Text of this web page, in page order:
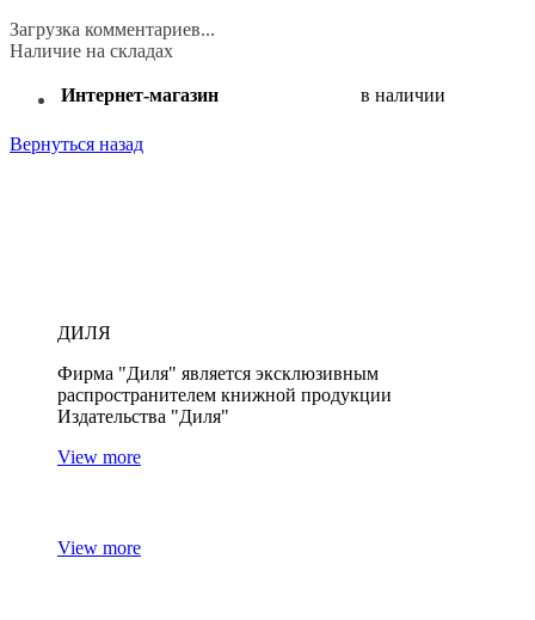
Загрузка комментариев...
Наличие на складах
Интернет-магазин в наличии
Вернуться назад
ДИЛЯ
Фирма "Диля" является эксклюзивным
распространителем книжной продукции
Издательства "Диля"
View more
View more